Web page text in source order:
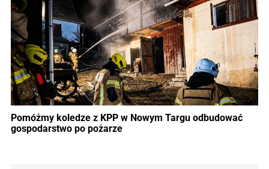
Pomóżmy koledze z KPP w Nowym Targu odbudować
gospodarstwo po pożarze